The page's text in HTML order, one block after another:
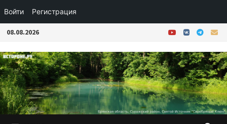
Войти Регистрация
Перейти
содержимому
08.08.2026